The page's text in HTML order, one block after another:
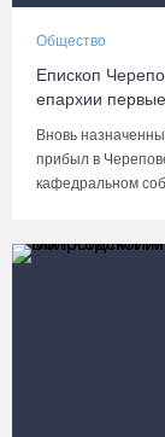
Общество
Епископ
епархии
Вновь
прибыл в
кафедральном